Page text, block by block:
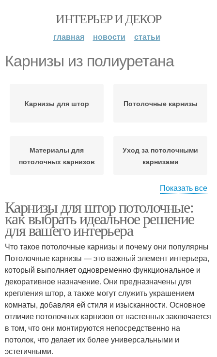
ИНТЕРЬЕР И ДЕКОР
главная новости статьи
Карнизы из полиуретана
Карнизы для штор Потолочные карнизы
Материалы для
потолочных карнизов
Уход за потолочными
карнизами
Уход за карнизом Карнизы по сравнению
Карниз в зависимости Потолочный карниз
Карниз для потолков
Показать все
Карнизы для штор потолочные:
как выбрать идеальное решение
для вашего интерьера
Что такое потолочные карнизы и почему они популярны
Потолочные карнизы — это важный элемент интерьера,
который выполняет одновременно функциональное и
декоративное назначение. Они предназначены для
крепления штор, а также могут служить украшением
комнаты, добавляя ей стиля и изысканности. Основное
отличие потолочных карнизов от настенных заключается
в том, что они монтируются непосредственно на
потолок, что делает их более универсальными и
эстетичными.